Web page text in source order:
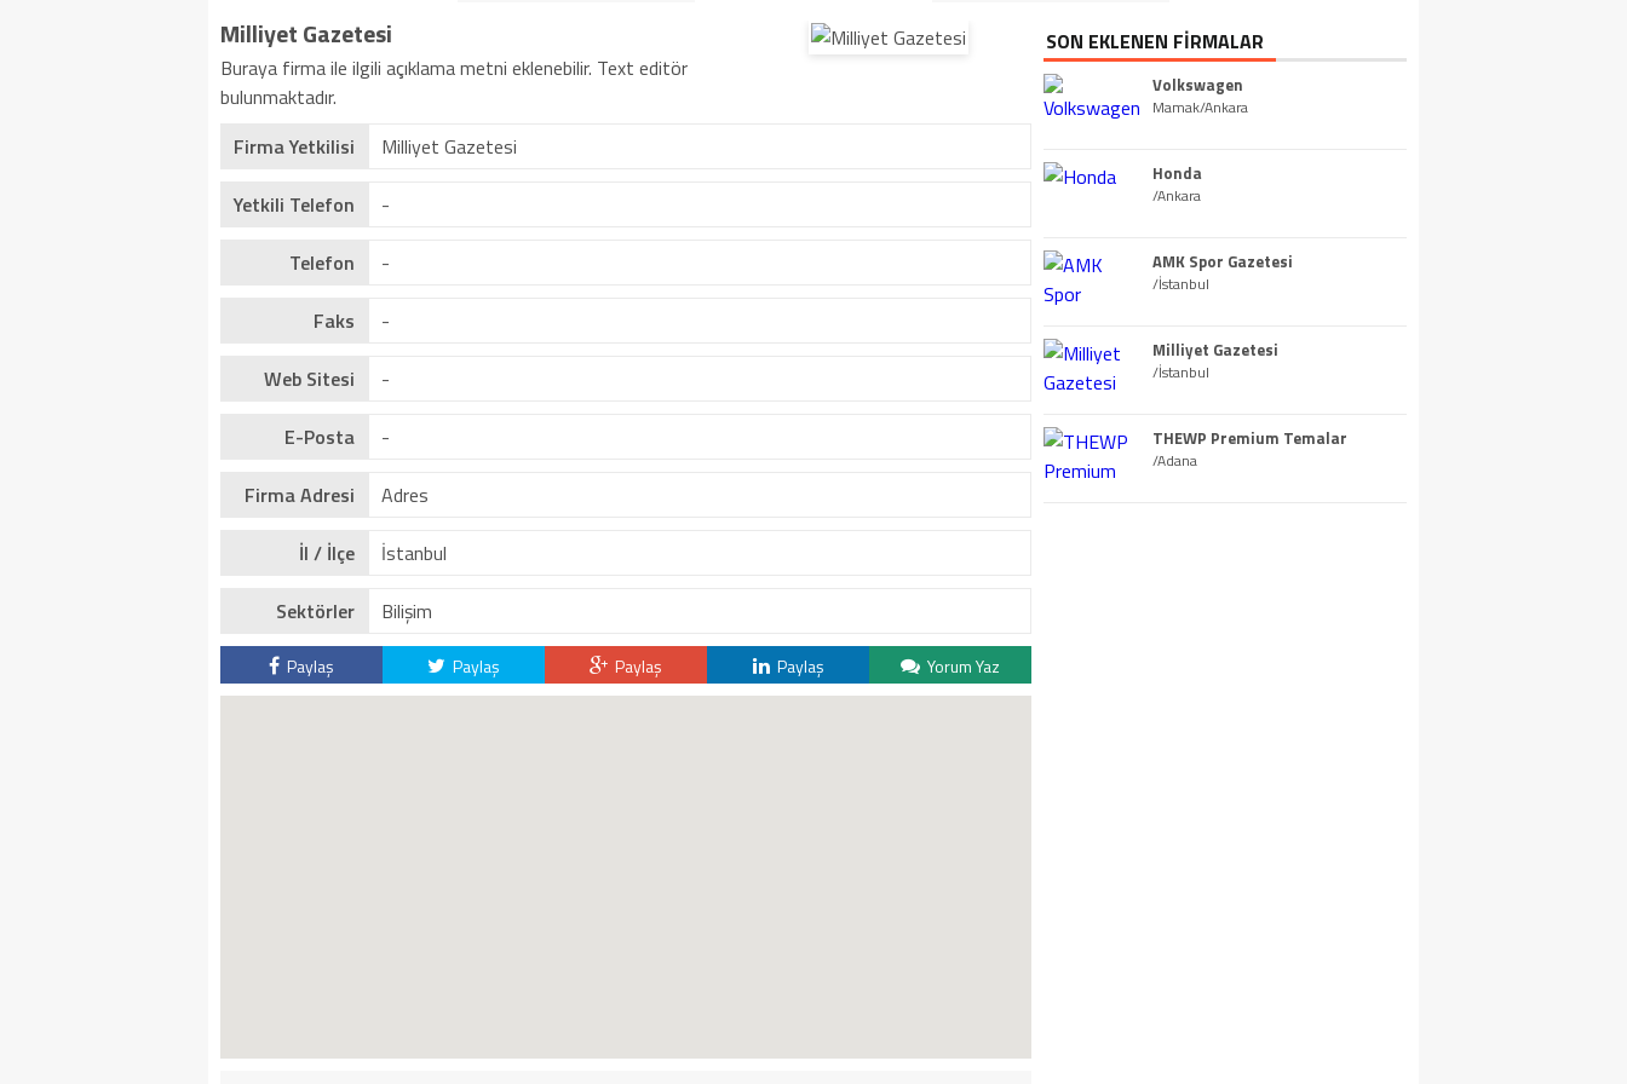
Milliyet Gazetesi
Buraya firma ile ilgili açıklama metni eklenebilir. Text editör
bulunmaktadır.
Firma Yetkilisi
Milliyet Gazetesi
Yetkili Telefon
-
Telefon
-
Faks
-
Web Sitesi
-
E-Posta
-
Firma Adresi
Adres
İl / İlçe
İstanbul
Sektörler
Bilişim
Paylaş Paylaş Paylaş Paylaş Yorum Yaz
SON EKLENEN FİRMALAR
Volkswagen
Mamak/Ankara
Honda
/Ankara
AMK Spor Gazetesi
/İstanbul
Milliyet Gazetesi
/İstanbul
THEWP Premium Temalar
/Adana